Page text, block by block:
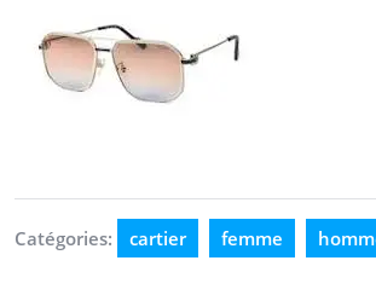
Catégories: cartier femme